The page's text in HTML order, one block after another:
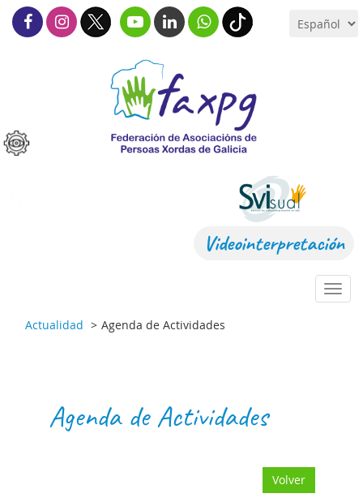
Videointerpretación
Actualidad
Agenda de Actividades
Agenda de Actividades
Volver